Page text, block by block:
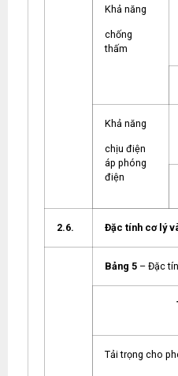
Khả năng
chống
thấm
Khả năng
chịu điện
áp phóng
điện
2.6. Đặc tính cơ lý
Bảng 5 – Đặc
Tải trọng cho